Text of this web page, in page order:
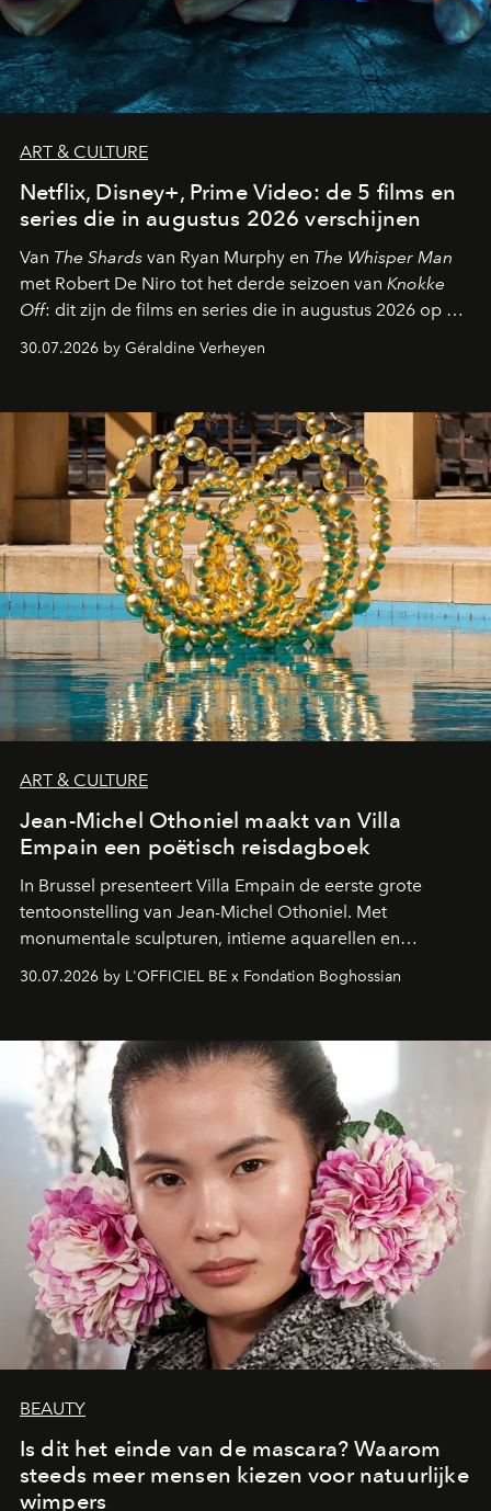
ART & CULTURE
Netflix, Disney+, Prime Video: de 5 films en
series die in augustus 2026 verschijnen
Van The Shards van Ryan Murphy en The Whisper Man
met Robert De Niro tot het derde seizoen van Knokke
Off: dit zijn de films en series die in augustus 2026 op de
streamingplatformen verschijnen.
30.07.2026 by Géraldine Verheyen
ART & CULTURE
Jean-Michel Othoniel maakt van Villa
Empain een poëtisch reisdagboek
In Brussel presenteert Villa Empain de eerste grote
tentoonstelling van Jean-Michel Othoniel. Met
monumentale sculpturen, intieme aquarellen en
fonkelend Murano-glas creëert de Franse kunstenaar
een emotionele reis waarin elk werk de herinnering
moment van verwondering.
30.07.2026 by L'OFFICIEL BE x Fondation Boghossian
BEAUTY
Is dit het einde van de mascara? Waarom
steeds meer mensen kiezen voor natuurlijke
wimpers